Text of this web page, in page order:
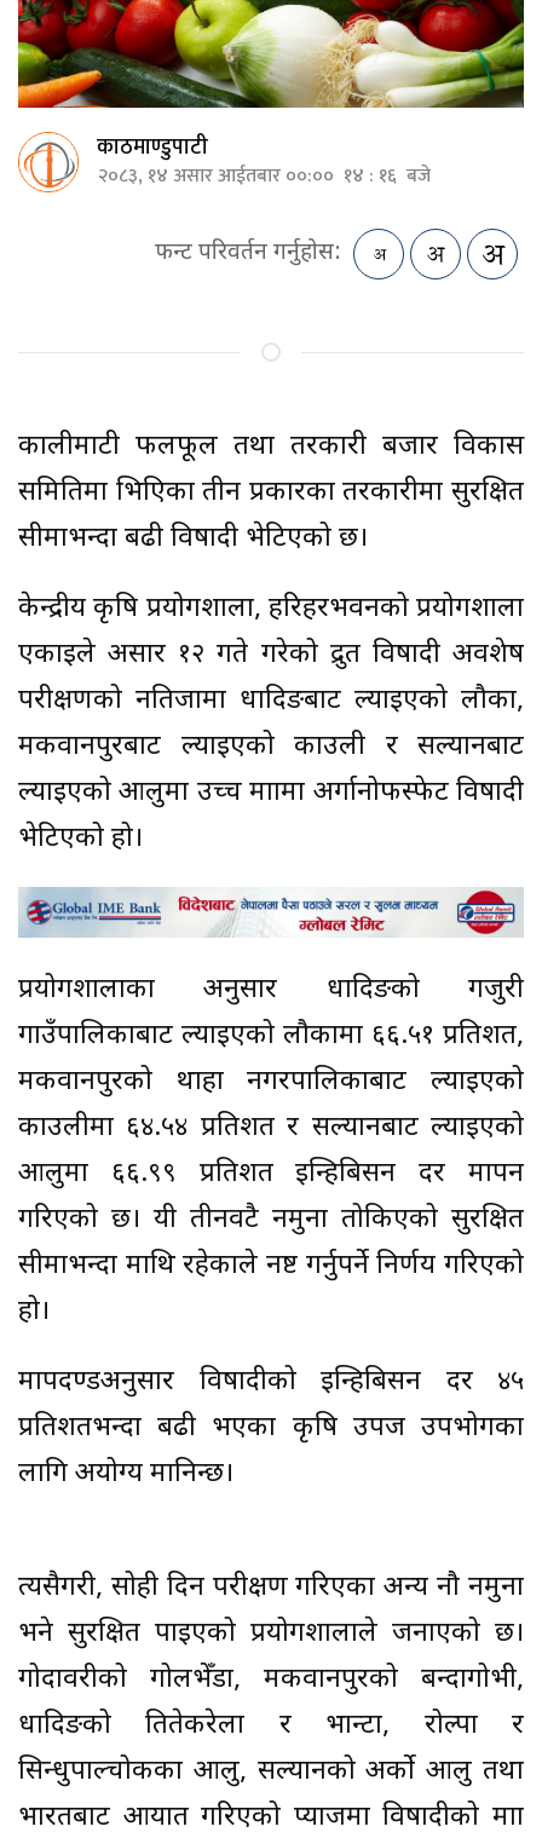
काठमाण्डुपाटी
२०८३, १४ असार आईतबार ००:०० १४ : १६ बजे
फन्ट परिवर्तन गर्नुहोस:
कालीमाटी फलफूल तथा तरकारी बजार विकास
समितिमा भित्रिएका तीन प्रकारका तरकारीमा सुरक्षित
सीमाभन्दा बढी विषादी भेटिएको छ।
केन्द्रीय कृषि प्रयोगशाला, हरिहरभवनको प्रयोगशाला
एकाइले असार १२ गते गरेको द्रुत विषादी अवशेष
परीक्षणको नतिजामा धादिङबाट ल्याइएको लौका,
मकवानपुरबाट ल्याइएको काउली र सल्यानबाट
ल्याइएको आलुमा उच्च मात्रामा अर्गानोफस्फेट विषादी
भेटिएको हो।
प्रयोगशालाका अनुसार धादिङको गजुरी
गाउँपालिकाबाट ल्याइएको लौकामा ६६.५१ प्रतिशत,
मकवानपुरको थाहा नगरपालिकाबाट ल्याइएको
काउलीमा ६४.५४ प्रतिशत र सल्यानबाट ल्याइएको
आलुमा ६६.९९ प्रतिशत इन्हिबिसन दर मापन
गरिएको छ। यी तीनवटै नमुना तोकिएको सुरक्षित
सीमाभन्दा माथि रहेकाले नष्ट गर्नुपर्ने निर्णय गरिएको
हो।
मापदण्डअनुसार विषादीको इन्हिबिसन दर ४५
प्रतिशतभन्दा बढी भएका कृषि उपज उपभोगका
लागि अयोग्य मानिन्छ।
त्यसैगरी, सोही दिन परीक्षण गरिएका अन्य नौ नमुना
भने सुरक्षित पाइएको प्रयोगशालाले जनाएको छ।
गोदावरीको गोलभेँडा, मकवानपुरको बन्दागोभी,
धादिङको तितेकरेला र भान्टा, रोल्पा र
सिन्धुपाल्चोकका आलु, सल्यानको अर्को आलु तथा
भारतबाट आयात गरिएको प्याजमा विषादीको मात्रा